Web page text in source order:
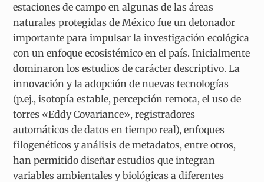
estaciones de campo en algunas de las áreas
naturales protegidas de México fue un detonador
importante para impulsar la investigación ecológica
con un enfoque ecosistémico en el país. Inicialmente
dominaron los estudios de carácter descriptivo. La
innovación y la adopción de nuevas tecnologías
(p.ej., isotopía estable, percepción remota, el uso de
torres «Eddy Covariance», registradores
automáticos de datos en tiempo real), enfoques
filogenéticos y análisis de metadatos, entre otros,
han permitido diseñar estudios que integran
variables ambientales y biológicas a diferentes